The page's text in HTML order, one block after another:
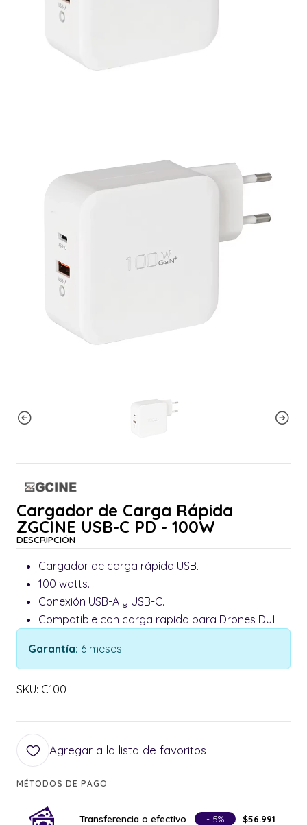
Cargador de Carga Rápida
ZGCINE USB-C PD - 100W
DESCRIPCIÓN
Cargador de carga rápida USB.
100 watts.
Conexión USB-A y USB-C.
Compatible con carga rapida para Drones DJI
Garantía: 6 meses
SKU: C100
Agregar a la lista de favoritos
MÉTODOS DE PAGO
Transferencia o efectivo - 5% $56.991